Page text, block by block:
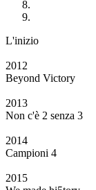
L'inizio
2012
Beyond Victory
2013
Non c'è 2 senza 3
2014
Campioni 4
2015